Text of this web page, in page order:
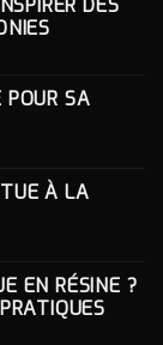
DES
POUR SA
À LA
EN RÉSINE ?